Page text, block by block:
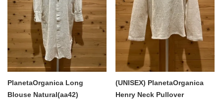
PlanetaOrganica Long
Blouse Natural(aa42)
(UNISEX) PlanetaOrganica
Henry Neck Pullover